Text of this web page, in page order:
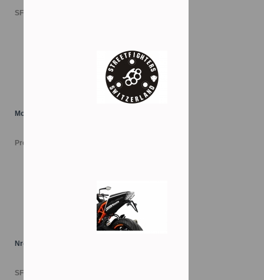
SFr. 447.00
Motordeckel "LOGO"
Preis versch.
Nr-Halter KTM 125/390Duke
SFr. 109.00